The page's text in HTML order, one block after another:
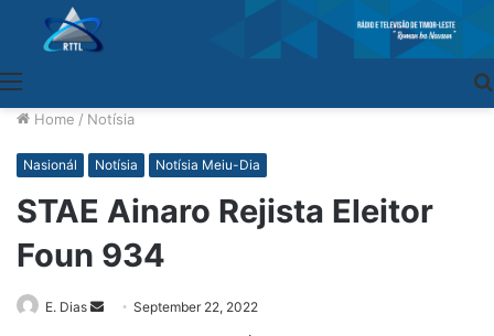
Home / Notísia
Nasionál Notísia Notísia Meiu-Dia
STAE Ainaro Rejista Eleitor
Foun 934
E. Dias
SendSeptember 22, 2022